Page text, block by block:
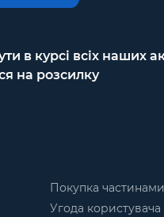
в курсі всіх наших
на розсилку
Покупка частинами
Угода користувача